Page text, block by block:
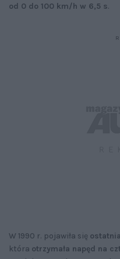
od 0 do 100 km/h w 6,5 s.
W 1990 r. pojawiła się
która otrzymała napęd na